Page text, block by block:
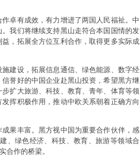
卓有成效，有力增进了两国人民福祉。中
我们将继续支持黑山走符合本国国情的发
，拓展全方位互利合作，取得更多实际成
建设，拓展信息通信、绿色能源、数字经
誉好的中国企业赴黑山投资，希望黑方继
扩大旅游、科技、教育、青年、体育等领
挥积极作用，推动中欧关系朝着正确方向
果丰富。黑方视中国为重要合作伙伴，感
、绿色经济、科技、教育、旅游等领域合
合作的桥梁。